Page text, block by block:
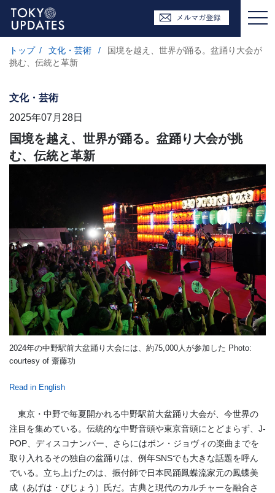
トップ / 文化・芸術 /
国境を越え、世界が踊る。盆踊り大会が
挑む、伝統と革新
文化・芸術
2025年07月28日
国境を越え、世界が踊る。盆踊り大会が挑
む、伝統と革新
2024年の中野駅前大盆踊り大会には、約75,000人が参加した Photo:
courtesy of 齋藤功
Read in English
東京・中野で毎夏開かれる中野駅前大盆踊り大会が、今世界の
注目を集めている。伝統的な中野音頭や東京音頭にとどまらず、J-
POP、ディスコナンバー、さらにはボン・ジョヴィの楽曲までを
取り入れるその独自の盆踊りは、例年SNSでも大きな話題を呼ん
でいる。立ち上げたのは、振付師で日本民踊鳳蝶流家元の鳳蝶美
成（あげは・びじょう）氏だ。古典と現代のカルチャーを融合さ